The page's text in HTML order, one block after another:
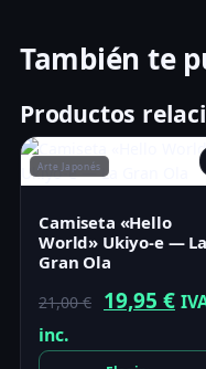
También te
Productos
Arte Japonés
Camiseta «Hello
World» Ukiyo-e — La
Gran Ola
21,00€
El
19,95 €El
inc.